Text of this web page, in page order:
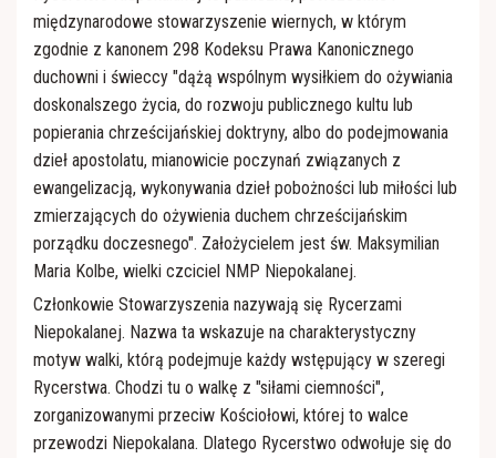
Apostolat Margaretka
Nabożeństwo z modlitwą o uzdrowienie duszy i
ciała
Ratujmy małżeństwa
Kaplica szpitalna
RŚŻ "Domowy Kościół"
Róże Różańcowe
Rycerstwo Niepokalanej
Towarzystwo Przyjaciół WSD
międzynarodowe stowarzyszenie wiernych, w którym
zgodnie z kanonem 298 Kodeksu Prawa Kanonicznego
duchowni i świeccy "dążą wspólnym wysiłkiem do ożywiania
doskonalszego życia, do rozwoju publicznego kultu lub
popierania chrześcijańskiej doktryny, albo do podejmowania
dzieł apostolatu, mianowicie poczynań związanych z
ewangelizacją, wykonywania dzieł pobożności lub miłości lub
zmierzających do ożywienia duchem chrześcijańskim
porządku doczesnego". Założycielem jest św. Maksymilian
Maria Kolbe, wielki czciciel NMP Niepokalanej.
Członkowie Stowarzyszenia nazywają się Rycerzami
Niepokalanej. Nazwa ta wskazuje na charakterystyczny
motyw walki, którą podejmuje każdy wstępujący w szeregi
Rycerstwa. Chodzi tu o walkę z "siłami ciemności",
zorganizowanymi przeciw Kościołowi, której to walce
przewodzi Niepokalana. Dlatego Rycerstwo odwołuje się do